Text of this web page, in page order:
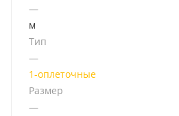
—
м
Тип
—
1-оплеточные
Размер
—